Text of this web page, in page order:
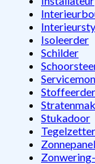
Isoleerder
Schilder
Stoffeerder
Stukadoor
Tegelzetter